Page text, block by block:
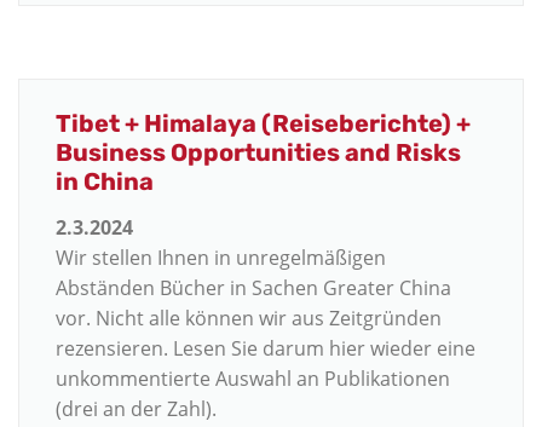
Tibet + Himalaya (Reiseberichte) +
Business Opportunities and Risks
in China
2.3.2024
Wir stellen Ihnen in unregelmäßigen
Abständen Bücher in Sachen Greater China
vor. Nicht alle können wir aus Zeitgründen
rezensieren. Lesen Sie darum hier wieder eine
unkommentierte Auswahl an Publikationen
(drei an der Zahl).